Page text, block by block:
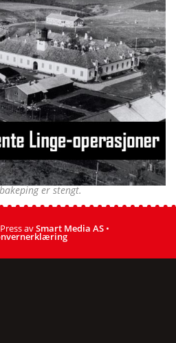
er stengt.
avSmart Media AS •